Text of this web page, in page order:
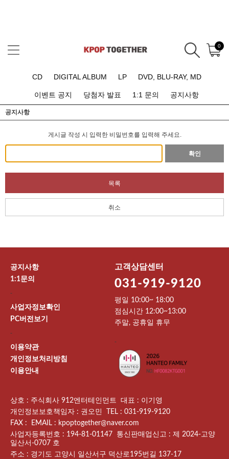
0
CD DIGITAL ALBUM LP DVD, BLU-RAY, MD
이벤트 공지 당첨자 발표 1:1 문의 공지사항
공지사항
게시글 작성 시 입력한 비밀번호를 입력해 주세요.
확인
목록
취소
공지사항
1:1문의
-
사업자정보확인
PC버전보기
-
이용약관
개인정보처리방침
이용안내
고객상담센터
031-919-9120
평일 10:00~ 18:00
점심시간 12:00~13:00
주말, 공휴일 휴무
-
상호 : 주식회사 912엔터테인먼트 대표 : 이기영
개인정보보호책임자 : 권오민 TEL : 031-919-9120
FAX : EMAIL : kpoptogether@naver.com
사업자등록번호 : 194-81-01147 통신판매업신고 : 제 2024-고양
일산서-0707 호
주소 : 경기도 고양시 일산서구 덕산로195번길 137-17